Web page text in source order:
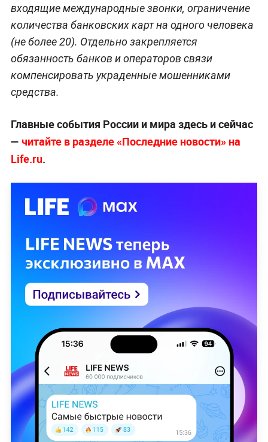
входящие международные звонки, ограничение
количества банковских карт на одного человека
(не более 20). Отдельно закрепляется
обязанность банков и операторов связи
компенсировать украденные мошенниками
средства.
Главные события России и мира здесь и сейчас
— читайте в разделе «Последние новости» на
Life.ru.